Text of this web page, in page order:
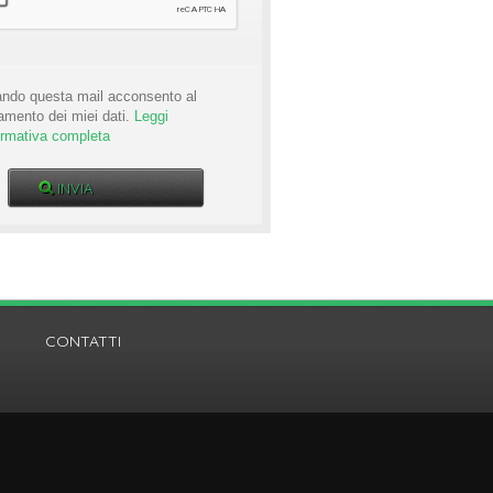
questa mail acconsento al
dei miei dati. Leggi
completa
CONTATTI